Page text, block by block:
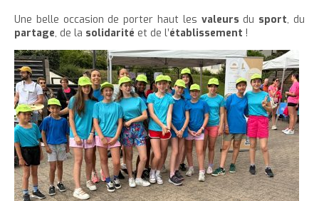
Une belle occasion de porter haut les valeurs du sport, du
partage, de la solidarité et de l’établissement !